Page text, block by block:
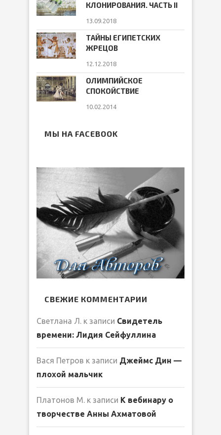
КЛОНИРОВАНИЯ. ЧАСТЬ II
13.09.2018
ТАЙНЫ ЕГИПЕТСКИХ
ЖРЕЦОВ
12.12.2018
ОЛИМПИЙСКОЕ
СПОКОЙСТВИЕ
10.02.2014
МЫ НА FACEBOOK
СВЕЖИЕ КОММЕНТАРИИ
Светлана Л. к записи Свидетель
времени: Лидия Сейфуллина
Вася Петров к записи Джеймс Дин —
плохой мальчик
Платонов М. к записи К вебинару о
творчестве Анны Ахматовой